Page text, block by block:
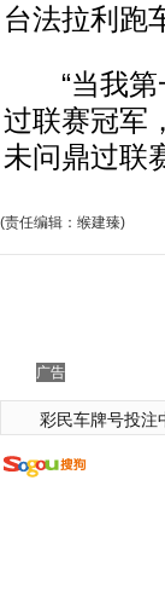
台法拉利跑
“当我第
过联赛冠军
未问鼎过联
(责任编辑：缑建臻)
广告
彩民车牌号投注